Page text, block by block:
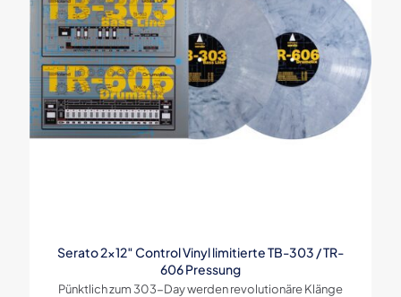
Serato 2×12″ Control Vinyl limitierte TB-303 / TR-
606 Pressung
Pünktlich zum 303-Day werden revolutionäre Klänge